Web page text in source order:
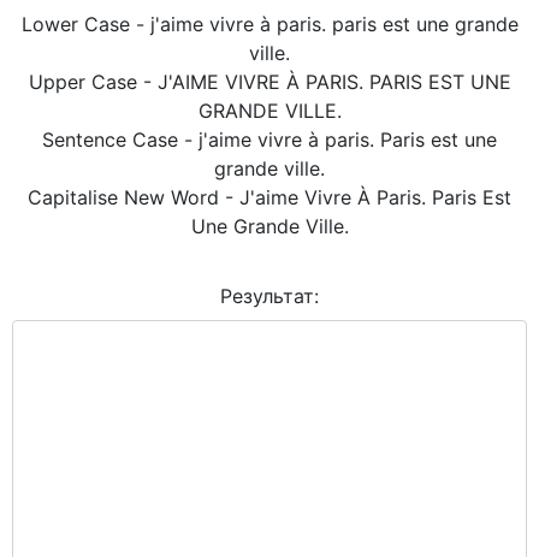
Lower Case - j'aime vivre à paris. paris est une grande
ville.
Upper Case - J'AIME VIVRE À PARIS. PARIS EST UNE
GRANDE VILLE.
Sentence Case - j'aime vivre à paris. Paris est une
grande ville.
Capitalise New Word - J'aime Vivre À Paris. Paris Est
Une Grande Ville.
Результат: